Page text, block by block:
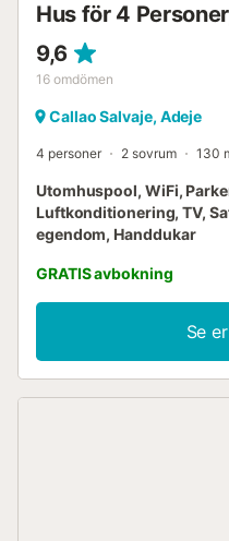
Hus för 4
9,6
16 omdömen
Callao Salvaje, Adeje
4 personer 2 sovrum 130
Utomhuspool, WiFi,
Luftkonditionering, TV,
egendom, Handdukar
GRATIS avbokning
Se